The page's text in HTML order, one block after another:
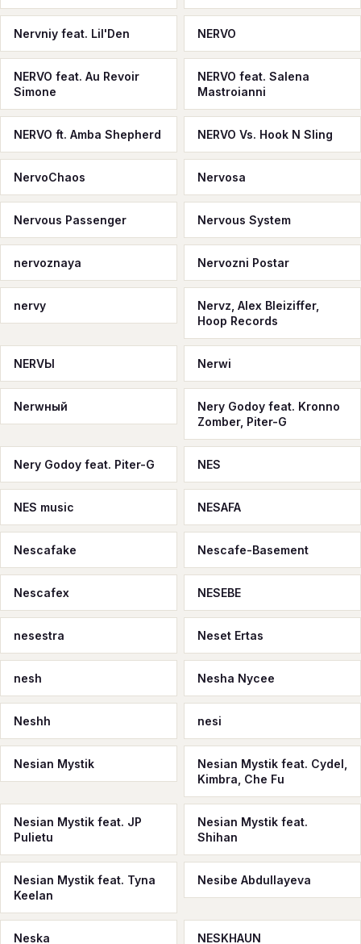
Nervniy feat. Lil'Den NERVO
NERVO feat. Au Revoir
Simone
NERVO feat. Salena
Mastroianni
NERVO ft. Amba Shepherd NERVO Vs. Hook N Sling
NervoChaos Nervosa
Nervous Passenger Nervous System
nervoznaya Nervozni Postar
nervy
Nervz, Alex Bleiziffer,
Hoop Records
NERVЫ Nerwi
Nerwный
Nery Godoy feat. Kronno
Zomber, Piter-G
Nery Godoy feat. Piter-G NES
NES music NESAFA
Nescafake Nescafe-Basement
Nescafex NESEBE
nesestra Neset Ertas
nesh Nesha Nycee
Neshh nesi
Nesian Mystik
Nesian Mystik feat. Cydel,
Kimbra, Che Fu
Nesian Mystik feat. JP
Pulietu
Nesian Mystik feat.
Shihan
Nesian Mystik feat. Tyna
Keelan
Nesibe Abdullayeva
Neska NESKHAUN